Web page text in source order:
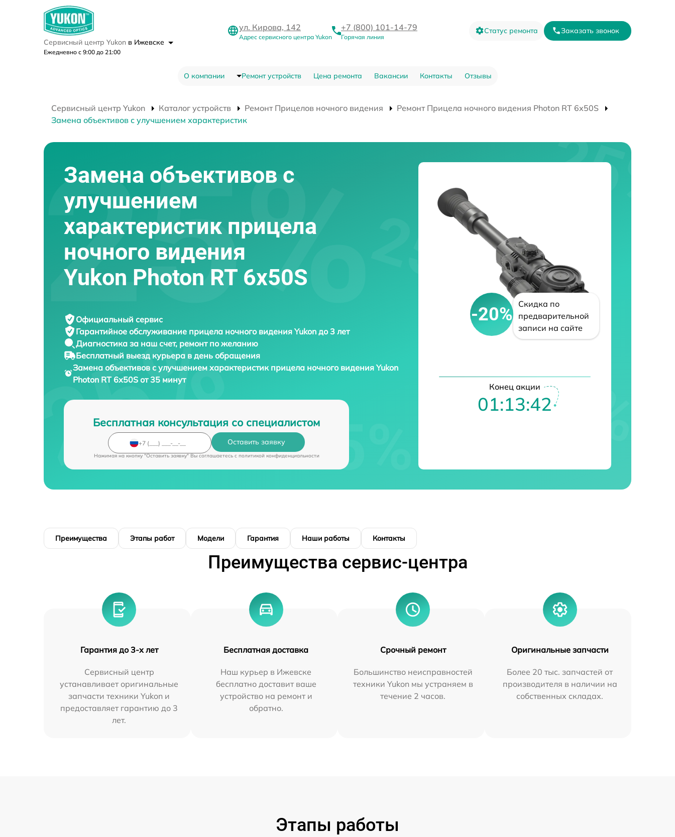
Сервисный центр Yukon в Ижевске
Ежедневно с 9:00 до 21:00
ул. Кирова, 142
Адрес сервисного центра Yukon
+7 (800) 101-14-79
Горячая линия
Статус ремонта Заказать звонок
О компании Ремонт устройств Цена ремонта Вакансии Контакты Отзывы
Сервисный центр Yukon Каталог устройств Ремонт Прицелов ночного видения
Ремонт Прицела ночного видения Photon RT 6х50S
Замена объективов с улучшением характеристик
Замена объективов с
улучшением
характеристик прицела
ночного видения
Yukon Photon RT 6х50S
Официальный сервис
Гарантийное обслуживание прицела ночного видения Yukon до 3 лет
Диагностика за наш счет, ремонт по желанию
Бесплатный выезд курьера в день обращения
Замена объективов с улучшением характеристик прицела ночного виденияYukon
Photon RT 6х50S от 35 минут
Бесплатная консультация со специалистом
Оставить заявку
Нажимая на кнопку "Оставить заявку" Вы соглашаетесь c политикой конфиденциальности
-20%
Скидка по
предварительной
записи на сайте
Конец акции
01:13:41
Преимущества Этапы работ Модели Гарантия Наши работы Контакты
Преимущества сервис-центра
Гарантия до 3-х лет
Сервисный центр
устанавливает оригинальные
запчасти техники Yukon и
предоставляет гарантию до 3
лет.
Бесплатная доставка
Наш курьер в Ижевске
бесплатно доставит ваше
устройство на ремонт и
обратно.
Срочный ремонт
Большинство неисправностей
техники Yukon мы устраняем в
течение 2 часов.
Оригинальные запчасти
Более 20 тыс. запчастей от
производителя в наличии на
собственных складах.
Этапы работы